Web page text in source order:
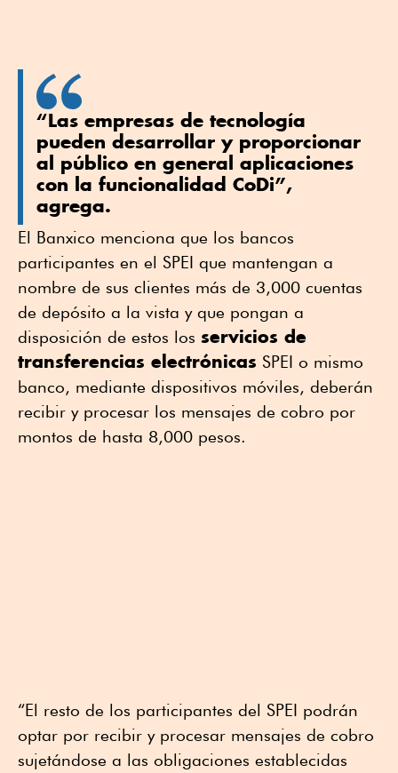
“Las empresas de tecnología
pueden desarrollar y proporcionar
al público en general aplicaciones
con la funcionalidad CoDi”,
agrega.
El Banxico menciona que los bancos
participantes en el SPEI que mantengan a
nombre de sus clientes más de 3,000 cuentas
de depósito a la vista y que pongan a
disposición de estos los servicios de
transferencias electrónicas SPEI o mismo
banco, mediante dispositivos móviles, deberán
recibir y procesar los mensajes de cobro por
montos de hasta 8,000 pesos.
“El resto de los participantes del SPEI podrán
optar por recibir y procesar mensajes de cobro
sujetándose a las obligaciones establecidas